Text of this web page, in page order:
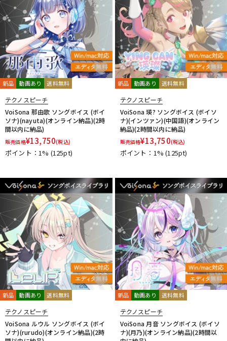
新品 動画あり 送料無料
テクノスピーチ
VoiSona 那由歌 ソングボイス (ボイ
ソナ)(nayuta)(オンライン納品)(2時
間以内に納品)
販売価格¥13,750(税込)
ポイント：1% (125pt)
新品 動画あり 送料無料
テクノスピーチ
VoiSona 瑛? ソングボイス (ボイソ
ナ)(インツァン)(中国語)(オンライン
納品)(2時間以内に納品)
販売価格¥13,750(税込)
ポイント：1%(125pt)
新品 動画あり 送料無料
テクノスピーチ
VoiSona ルウル ソングボイス (ボイ
ソナ)(rurudo)(オンライン納品)(2時
新品 動画あり 送料無料
テクノスピーチ
VoiSona 月音 ソングボイス (ボイソ
ナ)(月乃)(オンライン納品)(2時間以